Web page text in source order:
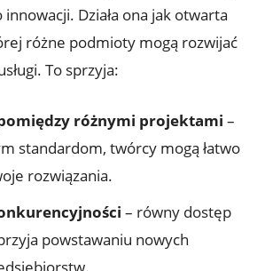
Działa ona jak ⁢otwarta
różne ⁣podmioty⁣ mogą rozwijać
To⁣ sprzyja:
różnymi projektami –
standardom, ​twórcy mogą łatwo
rozwiązania.
– równy dostęp
powstawaniu nowych